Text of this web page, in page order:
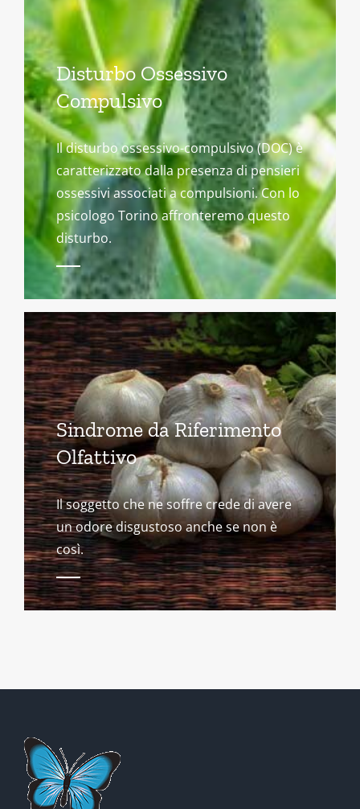
Disturbo Ossessivo
Compulsivo
Il disturbo ossessivo-compulsivo (DOC) è
caratterizzato dalla presenza di pensieri
ossessivi associati a compulsioni. Con lo
psicologo Torino affronteremo questo
disturbo.
Sindrome da Riferimento
Olfattivo
Il soggetto che ne soffre crede di avere
un odore disgustoso anche se non è
così.